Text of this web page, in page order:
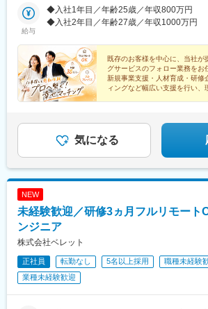
給与
◆入社1年目／年齢25歳／年収800万円
◆入社2年目／年齢27歳／年収1000万円
既存のお客様を中心に、当社が
グサービスのフォロー業務をお
新規事業支援・人材育成・研修
ィングなど幅広い支援を行い、
気になる
NEW
未経験歓迎／研修3ヵ月フルリモート
ンジニア
株式会社ベレット
正社員 転勤なし 5名以上採用
職種未経験
業種未経験歓迎